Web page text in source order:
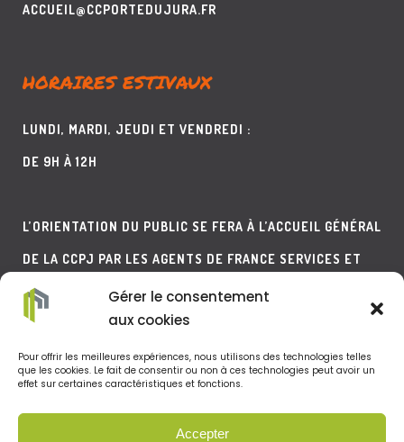
Gérer le consentement
aux cookies
Pour offrir les meilleures expériences, nous utilisons des technologies telles
que les cookies. Le fait de consentir ou non à ces technologies peut avoir un
effet sur certaines caractéristiques et fonctions.
Accepter
ACCUEIL@CCPORTEDUJURA.FR
HORAIRES ESTIVAUX
LUNDI, MARDI, JEUDI ET VENDREDI :
DE 9H À 12H
L’ORIENTATION DU PUBLIC SE FERA À L’ACCUEIL GÉNÉRAL
DE LA CCPJ PAR LES AGENTS DE FRANCE SERVICES ET
DE L’AGENCE POSTALE.
LE TÉLÉPHONE SERA QUANT À LUI MIS SUR UNE
MESSAGERIE EN DEHORS DES HORAIRES D’ACCUEIL DE LA